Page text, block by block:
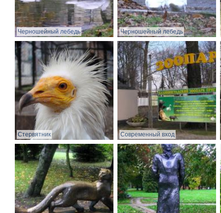
Черношейный лебедь Черношейный лебедь
Стервятник Современный вход